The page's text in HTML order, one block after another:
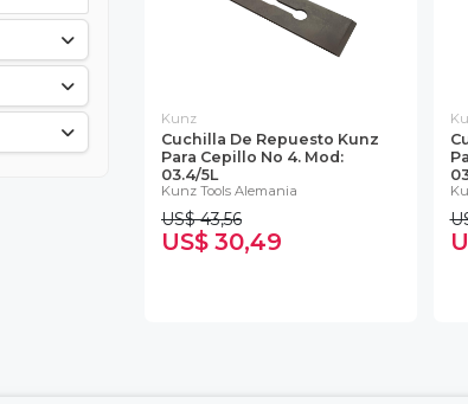
Kunz
Cuchilla De Repuesto Kunz
Para Cepillo No 4. Mod:
03.4/5L
Kunz Tools Alemania
US$ 43,56
US$ 30,49